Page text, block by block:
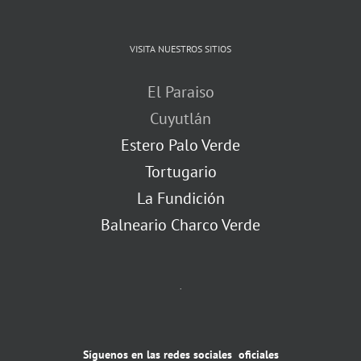
VISITA NUESTROS SITIOS
El Paraiso
Cuyutlán
Estero Palo Verde
Tortugario
La Fundición
Balneario Charco Verde
.
Síguenos en las redes sociales oficiales